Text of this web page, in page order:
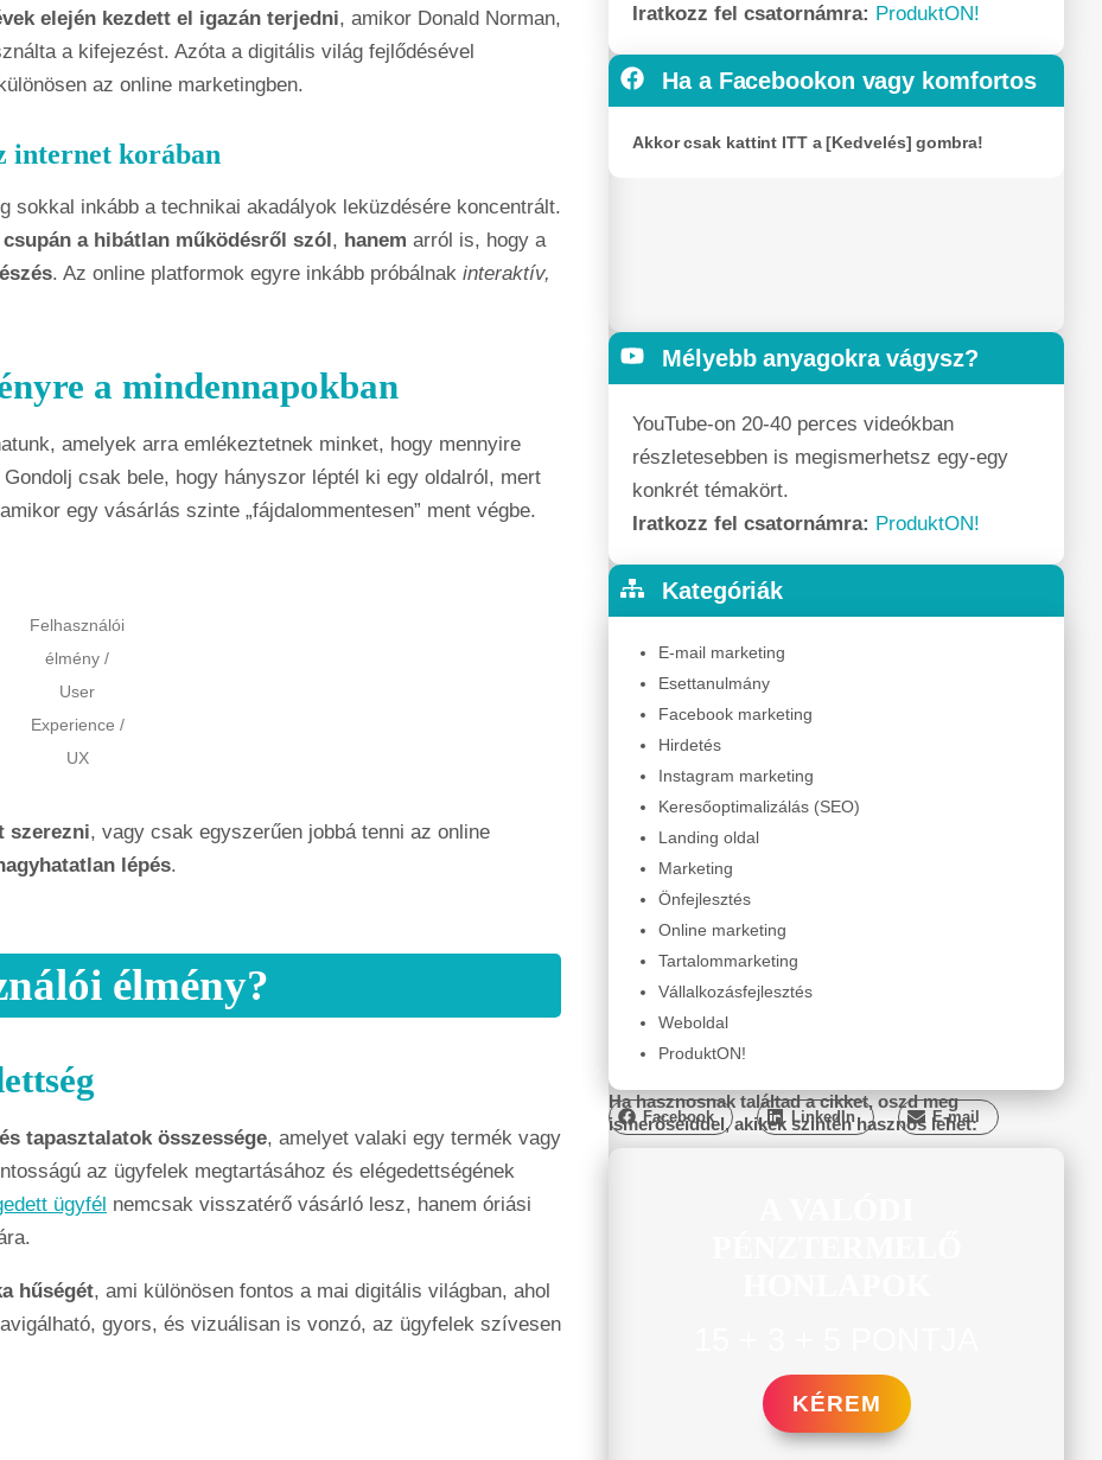
elején kezdett el igazán terjedni, amikor Donald Norman,
a kifejezést. Azóta a digitális világ fejlődésével
az online marketingben.
internet korában
sokkal inkább a technikai akadályok leküzdésére koncentrált.
a hibátlan működésről szól, hanem arról is, hogy a
. Az online platformok egyre inkább próbálnak interaktív,
a mindennapokban
amelyek arra emlékeztetnek minket, hogy mennyire
csak bele, hogy hányszor léptél ki egy oldalról, mert
egy vásárlás szinte „fájdalommentesen” ment végbe.
Felhasználói
élmény /
User
Experience /
UX
szerezni, vagy csak egyszerűen jobbá tenni az online
lépés.
élmény?
tapasztalatok összessége, amelyet valaki egy termék vagy
az ügyfelek megtartásához és elégedettségének
ügyfél nemcsak visszatérő vásárló lesz, hanem óriási
hűségét, ami különösen fontos a mai digitális világban, ahol
gyors, és vizuálisan is vonzó, az ügyfelek szívesen
Iratkozz fel csatornámra: ProduktON!
Ha a Facebookon vagy komfortos
Akkor csak kattint ITT a [Kedvelés] gombra!
Mélyebb anyagokra vágysz?
YouTube-on 20-40 perces videókban
részletesebben is megismerhetsz egy-egy
konkrét témakört.
Iratkozz fel csatornámra: ProduktON!
Kategóriák
E-mail marketing
Esettanulmány
Facebook marketing
Hirdetés
Instagram marketing
Keresőoptimalizálás (SEO)
Landing oldal
Marketing
Önfejlesztés
Online marketing
Tartalommarketing
Vállalkozásfejlesztés
Weboldal
ProduktON!
Ha hasznosnak találtad a cikket, oszd meg
ismerőseiddel, akikek szintén hasznos lehet:
Facebook LinkedIn E-mail
KÉREM